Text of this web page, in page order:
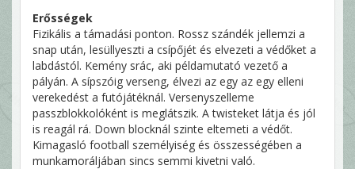
Erősségek
Fizikális a támadási ponton. Rossz szándék jellemzi a
snap után, lesüllyeszti a csípőjét és elvezeti a védőket a
labdástól. Kemény srác, aki példamutató vezető a
pályán. A sípszóig verseng, élvezi az egy az egy elleni
verekedést a futójátéknál. Versenyszelleme
passzblokkolóként is meglátszik. A twisteket látja és jól
is reagál rá. Down blocknál szinte eltemeti a védőt.
Kimagasló football személyiség és összességében a
munkamoráljában sincs semmi kivetni való.